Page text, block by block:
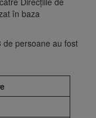
în baza
de persoane au fost